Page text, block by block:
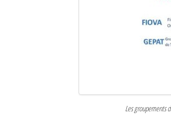
Les groupements